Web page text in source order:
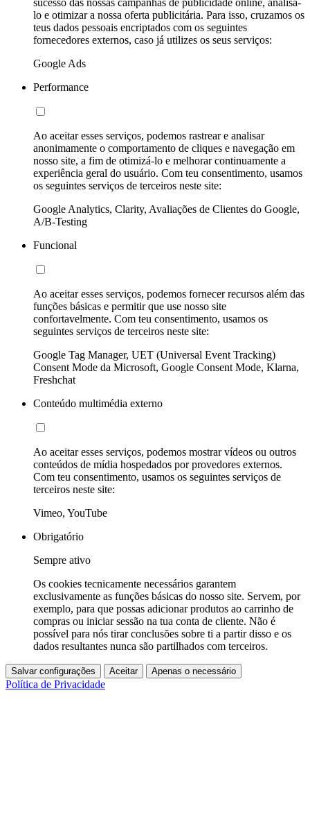
sucesso das nossas campanhas de publicidade online, analisá-
lo e otimizar a nossa oferta publicitária. Para isso, cruzamos os
teus dados pessoais encriptados com os seguintes
fornecedores externos, caso já utilizes os seus serviços:
Google Ads
Performance
Ao aceitar esses serviços, podemos rastrear e analisar
anonimamente o comportamento de cliques e navegação em
nosso site, a fim de otimizá-lo e melhorar continuamente a
experiência geral do usuário. Com teu consentimento, usamos
os seguintes serviços de terceiros neste site:
Google Analytics, Clarity, Avaliações de Clientes do Google,
A/B-Testing
Funcional
Ao aceitar esses serviços, podemos fornecer recursos além das
funções básicas e permitir que use nosso site
confortavelmente. Com teu consentimento, usamos os
seguintes serviços de terceiros neste site:
Google Tag Manager, UET (Universal Event Tracking)
Consent Mode da Microsoft, Google Consent Mode, Klarna,
Freshchat
Conteúdo multimédia externo
Ao aceitar esses serviços, podemos mostrar vídeos ou outros
conteúdos de mídia hospedados por provedores externos.
Com teu consentimento, usamos os seguintes serviços de
terceiros neste site:
Vimeo, YouTube
Obrigatório
Sempre ativo
Os cookies tecnicamente necessários garantem
exclusivamente as funções básicas do nosso site. Servem, por
exemplo, para que possas adicionar produtos ao carrinho de
compras ou iniciar sessão na tua conta de cliente. Não é
possível para nós tirar conclusões sobre ti a partir disso e os
dados resultantes nunca são partilhados com terceiros.
Salvar configurações Aceitar Apenas o necessário
Política de Privacidade